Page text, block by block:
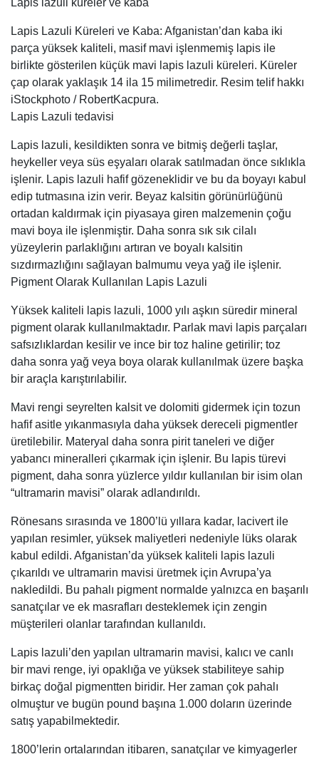
Lapis Lazuli Küreleri ve Kaba: Afganistan’dan kaba iki
parça yüksek kaliteli, masif mavi işlenmemiş lapis ile
birlikte gösterilen küçük mavi lapis lazuli küreleri. Küreler
çap olarak yaklaşık 14 ila 15 milimetredir. Resim telif hakkı
iStockphoto / RobertKacpura.
Lapis Lazuli tedavisi
Lapis lazuli, kesildikten sonra ve bitmiş değerli taşlar,
heykeller veya süs eşyaları olarak satılmadan önce sıklıkla
işlenir. Lapis lazuli hafif gözeneklidir ve bu da boyayı kabul
edip tutmasına izin verir. Beyaz kalsitin görünürlüğünü
ortadan kaldırmak için piyasaya giren malzemenin çoğu
mavi boya ile işlenmiştir. Daha sonra sık sık cilalı
yüzeylerin parlaklığını artıran ve boyalı kalsitin
sızdırmazlığını sağlayan balmumu veya yağ ile işlenir.
Pigment Olarak Kullanılan Lapis Lazuli
Yüksek kaliteli lapis lazuli, 1000 yılı aşkın süredir mineral
pigment olarak kullanılmaktadır. Parlak mavi lapis parçaları
safsızlıklardan kesilir ve ince bir toz haline getirilir; toz
daha sonra yağ veya boya olarak kullanılmak üzere başka
bir araçla karıştırılabilir.
Mavi rengi seyrelten kalsit ve dolomiti gidermek için tozun
hafif asitle yıkanmasıyla daha yüksek dereceli pigmentler
üretilebilir. Materyal daha sonra pirit taneleri ve diğer
yabancı mineralleri çıkarmak için işlenir. Bu lapis türevi
pigment, daha sonra yüzlerce yıldır kullanılan bir isim olan
“ultramarin mavisi” olarak adlandırıldı.
Rönesans sırasında ve 1800’lü yıllara kadar, lacivert ile
yapılan resimler, yüksek maliyetleri nedeniyle lüks olarak
kabul edildi. Afganistan’da yüksek kaliteli lapis lazuli
çıkarıldı ve ultramarin mavisi üretmek için Avrupa’ya
nakledildi. Bu pahalı pigment normalde yalnızca en başarılı
sanatçılar ve ek masrafları desteklemek için zengin
müşterileri olanlar tarafından kullanıldı.
Lapis lazuli’den yapılan ultramarin mavisi, kalıcı ve canlı
bir mavi renge, iyi opaklığa ve yüksek stabiliteye sahip
birkaç doğal pigmentten biridir. Her zaman çok pahalı
olmuştur ve bugün pound başına 1.000 doların üzerinde
satış yapabilmektedir.
1800’lerin ortalarından itibaren, sanatçılar ve kimyagerler